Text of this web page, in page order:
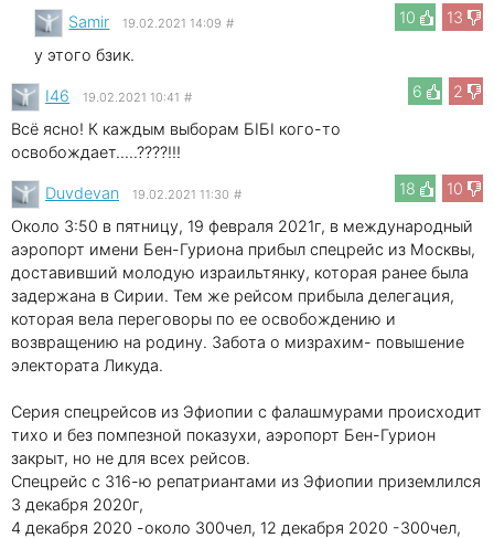
10
13
Samir 19.02.2021 14:09 #
у этого бзик.
6
2
I46 19.02.2021 10:41 #
Всё ясно! К каждым выборам БІБІ кого-то
освобождает.....????!!!
18
10
Duvdevan 19.02.2021 11:30 #
Около 3:50 в пятницу, 19 февраля 2021г, в международный
аэропорт имени Бен-Гуриона прибыл спецрейс из Москвы,
доставивший молодую израильтянку, которая ранее была
задержана в Сирии. Тем же рейсом прибыла делегация,
которая вела переговоры по ее освобождению и
возвращению на родину. Забота о мизрахим- повышение
электората Ликуда.
Серия спецрейсов из Эфиопии с фалашмурами происходит
тихо и без помпезной показухи, аэропорт Бен-Гурион
закрыт, но не для всех рейсов.
Спецрейс с 316-ю репатриантами из Эфиопии приземлился
3 декабря 2020г,
4 декабря 2020 -около 300чел, 12 декабря 2020 -300чел,